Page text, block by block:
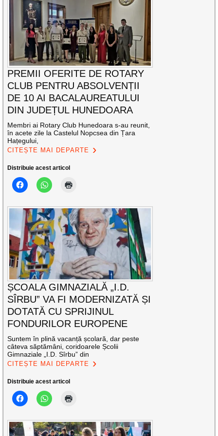
PREMII OFERITE DE ROTARY
CLUB PENTRU ABSOLVENȚII
DE 10 AI BACALAUREATULUI
DIN JUDEȚUL HUNEDOARA
Membri ai Rotary Club Hunedoara s-au reunit,
în acete zile la Castelul Nopcsea din Țara
Hațegului,
CITEȘTE MAI DEPARTE
Distribuie acest articol
ȘCOALA GIMNAZIALĂ „I.D.
SÎRBU” VA FI MODERNIZATĂ ȘI
DOTATĂ CU SPRIJINUL
FONDURILOR EUROPENE
Suntem în plină vacanță școlară, dar peste
câteva săptămâni, coridoarele Școlii
Gimnaziale „I.D. Sîrbu” din
CITEȘTE MAI DEPARTE
Distribuie acest articol